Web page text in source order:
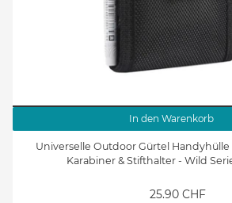
In den Warenkorb
Universelle Outdoor Gürtel Handyhülle
Karabiner & Stifthalter - Wild
25.90 CHF